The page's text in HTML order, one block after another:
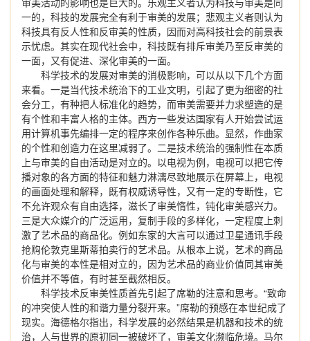
一的，科技的发展完全有利于审美的发展；悲观主义者则认为
科技具有反人性和反审美的性质，因而对高科技社会的前景表
示忧虑。其实在现代社会中，科技既有排斥审美乃至反审美的
一面，又有促进、深化审美的一面。
科学技术的发展对审美的消极影响，可以从以下几个方面
来看。一是当代技术统治下的工业文明，引起了更为细密的社
会分工，有种把人标准化的趋势，而审美需要并力求塑造的是
有个性和丰富人格的主体。西方一些发达国家有人开始尝试运
用计算机事先编排一定的程序来创作各种乐曲。显然，作曲家
的个性和创造力在这里减弱了。二是技术统治的强制性在本质
上与审美的自由活动是对立的。以电视为例，电视可以把它传
播对象的各方面的特征和魅力淋漓尽致地展示在屏幕上，电视
的画面处理和解释，既有权威诱导性，又有一定的专断性，它
不允许观众有自由选择，滋长了审美惰性，钝化审美感兴力。
三是大众媒介的广泛运用，复制手段的多样化，一定程度上刺
激了艺术品的商品化。例如东家的大言可以通过卫星通讯手段
抢购伦敦克里斯蒂拍卖行的艺术品。从根本上说，艺术的商品
化与审美的本性是相对立的，因为艺术品的商业价值同其审美
价值并不等值，有时甚至截然相反。
科学技术反审美性质首先引起了席勒的注意和思考。“致命
的冲突使人性的和谐力量分裂开来。”席勒的预感在本世纪成了
现实。海德格尔指出，科学发展的必然结果是机器和技术的统
治，人与世界的原初同一被破坏了，审美文化濒临危境。马尔